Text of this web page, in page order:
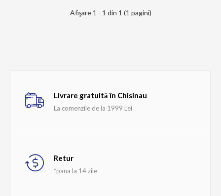
19.349 lei
Afişare 1 - 1 din 1 (1 pagini)
Livrare gratuită în Chisinau
La comenzile de la 1999 Lei
Retur
*pana la 14 zile